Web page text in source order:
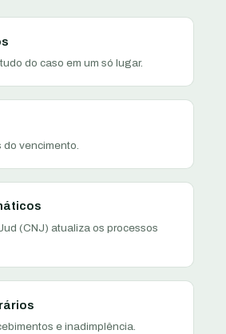
do caso em um só lugar.
do vencimento.
(CNJ) atualiza os processos
e inadimplência.